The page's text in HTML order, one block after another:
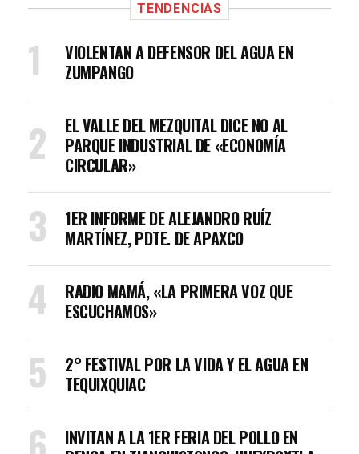
TENDENCIAS
VIOLENTAN A DEFENSOR DEL AGUA EN
ZUMPANGO
EL VALLE DEL MEZQUITAL DICE NO AL
PARQUE INDUSTRIAL DE «ECONOMÍA
CIRCULAR»
1ER INFORME DE ALEJANDRO RUÍZ
MARTÍNEZ, PDTE. DE APAXCO
RADIO MAMÁ, «LA PRIMERA VOZ QUE
ESCUCHAMOS»
2° FESTIVAL POR LA VIDA Y EL AGUA EN
TEQUIXQUIAC
INVITAN A LA 1ER FERIA DEL POLLO EN